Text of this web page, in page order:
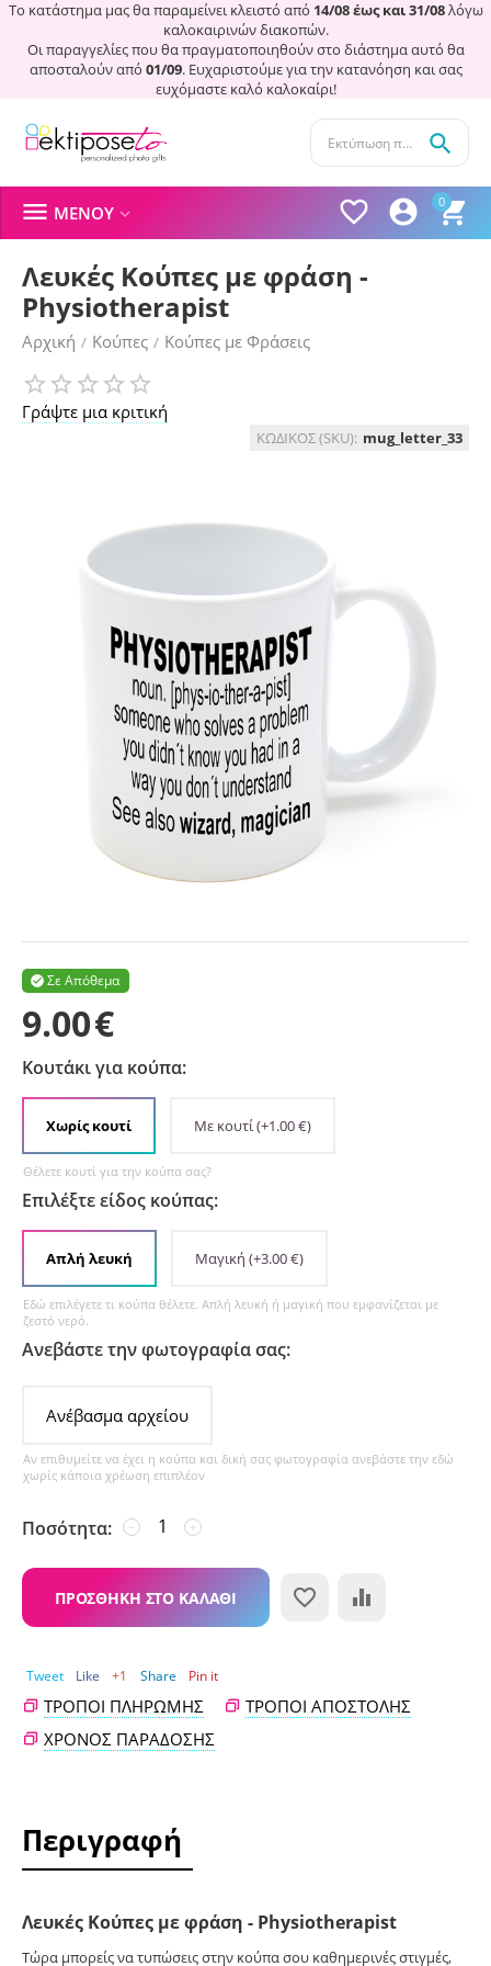
Το κατάστημα μας θα παραμείνει κλειστό από 14/08 έως και 31/08λόγω
καλοκαιρινών διακοπών.
Οι παραγγελίες που θα πραγματοποιηθούν στο διάστημα αυτό θα
αποσταλούν από 01/09. Ευχαριστούμε για την κατανόηση και σας
ευχόμαστε καλό καλοκαίρι!
0




 ΜΕΝΟΎ 
Λευκές Κούπες με φράση -
Physiotherapist
Αρχική / Κούπες / Κούπες με Φράσεις
Γράψτε μια κριτική
ΚΩΔΙΚΟΣ (SKU): mug_letter_33
Σε Απόθεμα

9.00€
Κουτάκι για κούπα:
Χωρίς κουτί Με κουτί(+1.00€)
Θέλετε κουτί για την κούπα σας?
Επιλέξτε είδος κούπας:
Απλή λευκή Μαγική (+3.00€)
Εδώ επιλέγετε τι κούπα θέλετε. Απλή λευκή ή μαγική που εμφανίζεται με
ζεστό νερό.
Ανεβάστε την φωτογραφία σας:
Ανέβασμα αρχείου
Αν επιθυμείτε να έχει η κούπα και δική σας φωτογραφία ανεβάστε την εδώ
χωρίς κάποια χρέωση επιπλέον
Ποσότητα: +
−
ΠΡΟΣΘΉΚΗ ΣΤΟ ΚΑΛΆΘΙ
Tweet Like +1 Share Pin it
ΤΡΌΠΟΙ ΠΛΗΡΩΜΉΣ
ΤΡΌΠΟΙ ΑΠΟΣΤΟΛΉΣ
ΧΡΌΝΟΣ ΠΑΡΆΔΟΣΗΣ
Περιγραφή
Λευκές Κούπες με φράση - Physiotherapist
Τώρα μπορείς να τυπώσεις στην κούπα σου καθημερινές στιγμές,